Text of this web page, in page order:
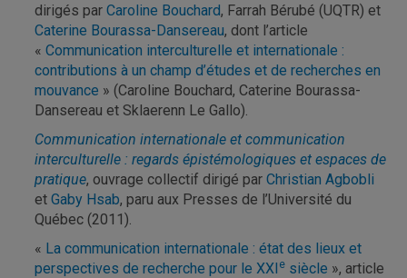
dirigés par Caroline Bouchard, Farrah Bérubé (UQTR) et
Caterine Bourassa-Dansereau, dont l’article
« Communication interculturelle et internationale :
contributions à un champ d’études et de recherches en
mouvance » (Caroline Bouchard, Caterine Bourassa-
Dansereau et Sklaerenn Le Gallo).
Communication internationale et communication
interculturelle : regards épistémologiques et espaces de
pratique, ouvrage collectif dirigé par Christian Agbobli
et Gaby Hsab, paru aux Presses de l’Université du
Québec (2011).
« La communication internationale : état des lieux et
perspectives de recherche pour le XXI e siècle », article